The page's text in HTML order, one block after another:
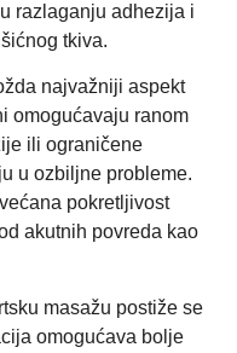
razlaganju adhezija i
tkiva.
najvažniji aspekt
omogućavaju ranom
ili ograničene
u ozbiljne probleme.
pokretljivost
akutnih povreda kao
masažu postiže se
omogućava bolje